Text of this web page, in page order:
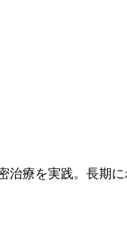
療を実践。長期